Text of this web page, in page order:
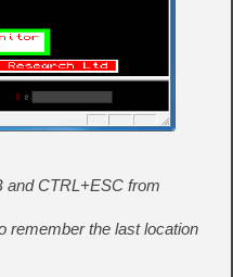
and CTRL+ESC from
remember the last location